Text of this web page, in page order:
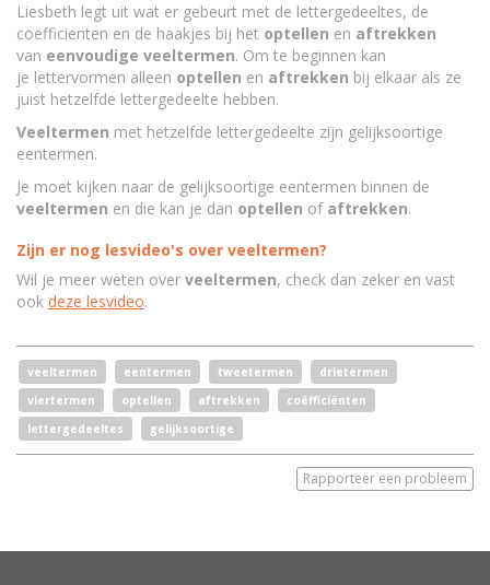
Liesbeth legt uit wat er gebeurt met de lettergedeeltes, de
coëfficienten en de haakjes bij het optellen en aftrekken
van eenvoudige veeltermen. Om te beginnen kan
je lettervormen alleen optellen en aftrekken bij elkaar als ze
juist hetzelfde lettergedeelte hebben.
Veeltermen met hetzelfde lettergedeelte zijn gelijksoortige
eentermen.
Je moet kijken naar de gelijksoortige eentermen binnen de
veeltermen en die kan je dan optellen of aftrekken.
Zijn er nog lesvideo's over veeltermen?
Wil je meer weten over veeltermen, check dan zeker en vast
ook deze lesvideo.
veeltermen eentermen tweetermen
drietermen
viertermen
optellen aftrekken
coëfficiënten
lettergedeeltes
gelijksoortige
Rapporteer een probleem